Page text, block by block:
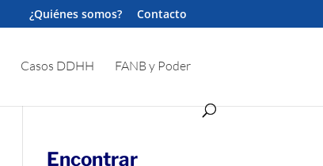
¿Quiénes somos? Contacto
Casos DDHH FANB y Poder
Encontrar